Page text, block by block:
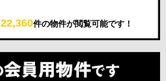
22,360件の物件が閲覧可能です！